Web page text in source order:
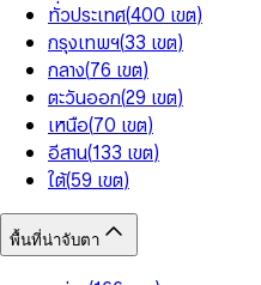
ทั่วประเทศ(400 เขต)
กรุงเทพฯ(33 เขต)
กลาง(76 เขต)
ตะวันออก(29 เขต)
เหนือ(70 เขต)
อีสาน(133 เขต)
ใต้(59 เขต)
พื้นที่น่าจับตา